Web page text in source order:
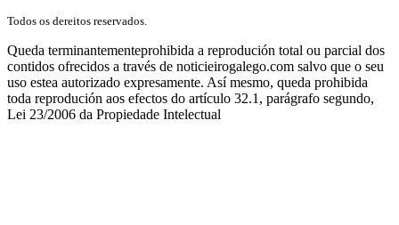
Todos os dereitos reservados.
Queda terminantementeprohibida a reprodución total ou parcial dos
contidos ofrecidos a través de noticieirogalego.com salvo que o seu
uso estea autorizado expresamente. Así mesmo, queda prohibida
toda reprodución aos efectos do artículo 32.1, parágrafo segundo,
Lei 23/2006 da Propiedade Intelectual